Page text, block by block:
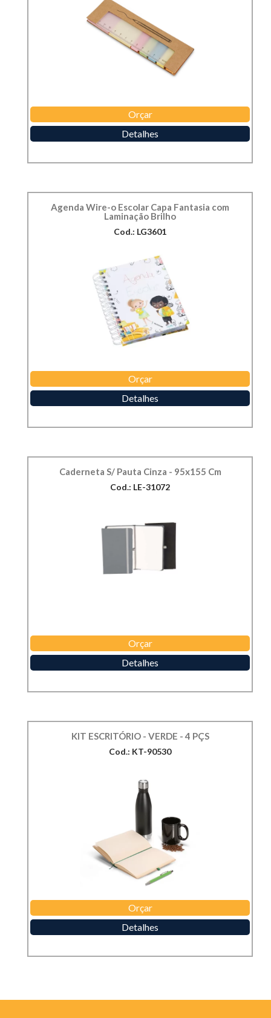
Orçar
Detalhes
Agenda Wire-o Escolar Capa Fantasia com
Laminação Brilho
Cod.: LG3601
Orçar
Detalhes
Caderneta S/ Pauta Cinza - 95x155 Cm
Cod.: LE-31072
Orçar
Detalhes
KIT ESCRITÓRIO - VERDE - 4 PÇS
Cod.: KT-90530
Orçar
Detalhes